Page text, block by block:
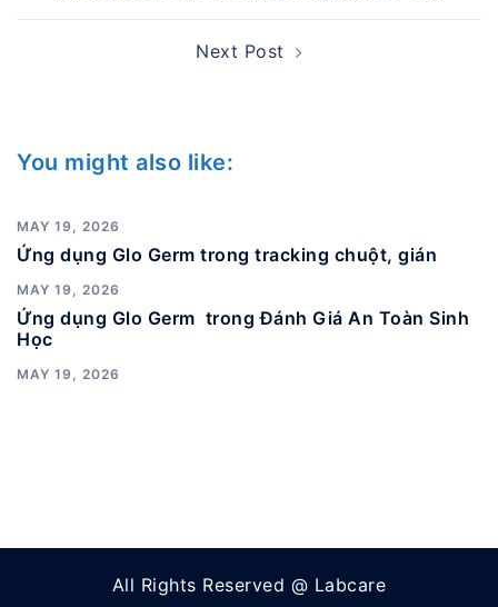
Next Post
You might also like:
MAY 19, 2026
Ứng dụng Glo Germ trong tracking chuột, gián
MAY 19, 2026
Ứng dụng Glo Germ trong Đánh Giá An Toàn Sinh
Học
MAY 19, 2026
All Rights Reserved @ Labcare